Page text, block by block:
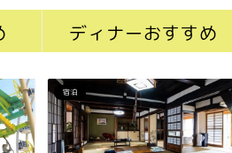
ディナーおすすめ
宿泊